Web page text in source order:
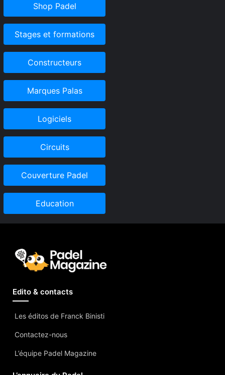
Shop Padel
Stages et formations
Constructeurs
Marques Palas
Logiciels
Circuits
Couverture Padel
Education
Edito & contacts
Les éditos de Franck Binisti
Contactez-nous
L’équipe Padel Magazine